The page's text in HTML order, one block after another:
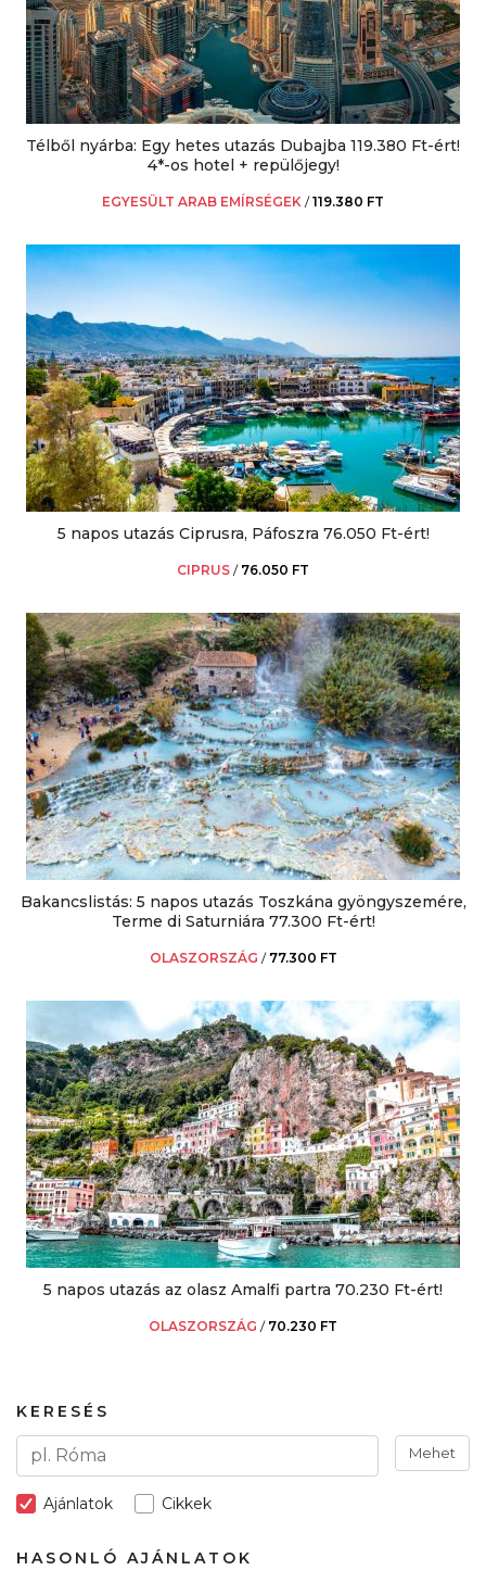
Télből nyárba: Egy hetes utazás Dubajba 119.380 Ft-ért!
4*-os hotel + repülőjegy!
EGYESÜLT ARAB EMÍRSÉGEK /119.380 FT
5 napos utazás Ciprusra, Páfoszra 76.050 Ft-ért!
CIPRUS / 76.050 FT
Bakancslistás: 5 napos utazás Toszkána gyöngyszemére,
Terme di Saturniára 77.300 Ft-ért!
OLASZORSZÁG / 77.300 FT
5 napos utazás az olasz Amalfi partra 70.230 Ft-ért!
OLASZORSZÁG / 70.230 FT
KERESÉS
Mehet
Ajánlatok Cikkek
HASONLÓ AJÁNLATOK